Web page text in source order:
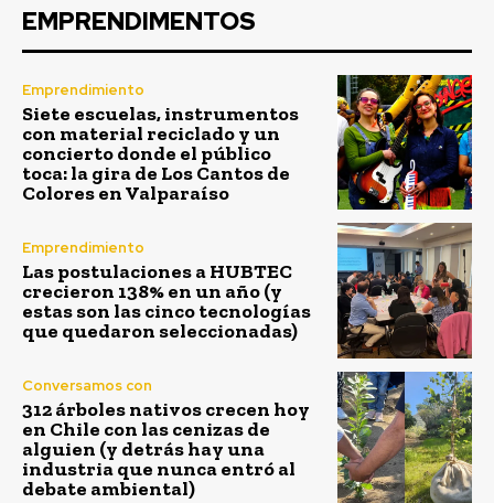
EMPRENDIMENTOS
Emprendimiento
Siete escuelas, instrumentos
con material reciclado y un
concierto donde el público
toca: la gira de Los Cantos de
Colores en Valparaíso
Emprendimiento
Las postulaciones a HUBTEC
crecieron 138% en un año (y
estas son las cinco tecnologías
que quedaron seleccionadas)
Conversamos con
312 árboles nativos crecen hoy
en Chile con las cenizas de
alguien (y detrás hay una
industria que nunca entró al
debate ambiental)